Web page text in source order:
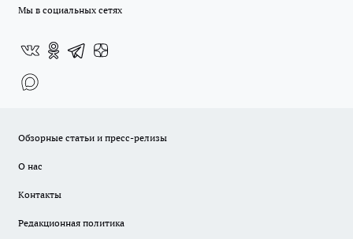
Мы в социальных сетях
Обзорные статьи и пресс-релизы
О нас
Контакты
Редакционная политика